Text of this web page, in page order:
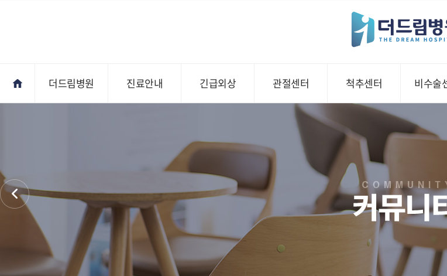
더드림병원 진료안내 긴급외상 관절센터 척추센터 비수술
전문의상담
치료후기